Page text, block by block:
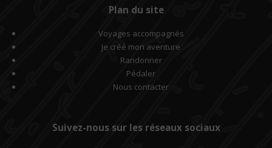
Plan du site
Voyages accompagnés
Je créé mon aventure
Randonner
Pédaler
Nous contacter
Suivez-nous sur les réseaux sociaux